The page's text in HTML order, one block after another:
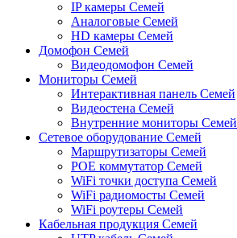
IP камеры Семей
Аналоговые Семей
HD камеры Семей
Домофон Семей
Видеодомофон Семей
Мониторы Семей
Интерактивная панель Семей
Видеостена Семей
Внутренние мониторы Семей
Сетевое оборудование Семей
Маршрутизаторы Семей
POE коммутатор Семей
WiFi точки доступа Семей
WiFi радиомосты Семей
WiFi роутеры Семей
Кабельная продукция Семей